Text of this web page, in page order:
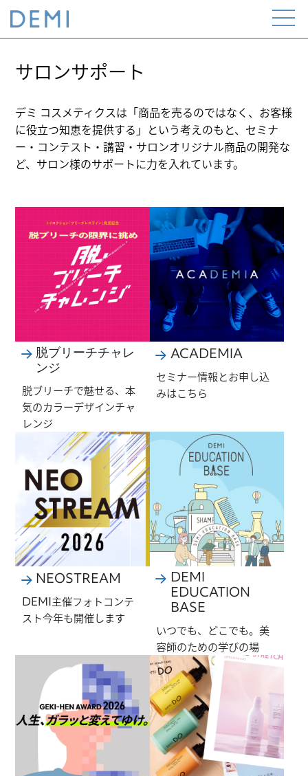
Open
the
サロンサポート
デミ コスメティクスは「商品を売るのではなく、お客様
に役立つ知恵を提供する」という考えのもと、セミナ
ー・コンテスト・講習・サロンオリジナル商品の開発な
ど、サロン様のサポートに力を入れています。
脱ブリーチチャレ
ンジ
脱ブリーチで魅せる、本
気のカラーデザインチャ
レンジ
ACADEMIA
セミナー情報とお申し込
みはこちら
NEOSTREAM
DEMI主催フォトコンテ
スト今年も開催します
DEMI
EDUCATION
BASE
いつでも、どこでも。美
容師のための学びの場